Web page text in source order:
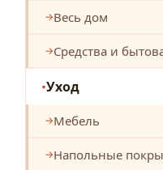
Весь дом
Средства и
Уход
Мебель
Напольные